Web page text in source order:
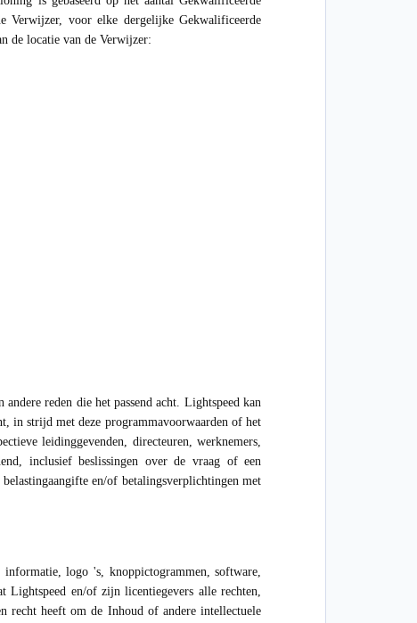
Verwijzer, voor elke dergelijke Gekwalificeerde
de locatie van de Verwijzer:
reden die het passend acht. Lightspeed kan
in strijd met deze programmavoorwaarden of het
leidinggevenden, directeuren, werknemers,
inclusief beslissingen over de vraag of een
en/of betalingsverplichtingen met
logo 's, knoppictogrammen, software,
Lightspeed en/of zijn licentiegevers alle rechten,
recht heeft om de Inhoud of andere intellectuele